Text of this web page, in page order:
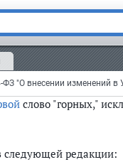
Федерации
N 52, ст. 6453;
исключить;
слово "горных,"
следующей редакции: